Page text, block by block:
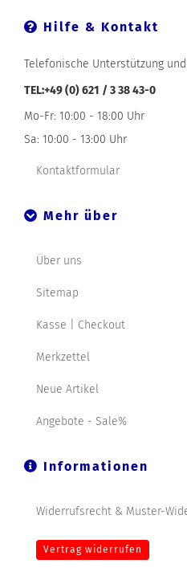
Hilfe & Kontakt
Telefonische Unterstützung
TEL:+49 (0) 621 / 3 38 43-0
Mo-Fr: 10:00 - 18:00 Uhr
Sa: 10:00 - 13:00 Uhr
Kontaktformular
Mehr über
Über uns
Sitemap
Kasse | Checkout
Merkzettel
Neue Artikel
Angebote - Sale%
Informationen
Widerrufsrecht & Muster-
Vertrag widerrufen